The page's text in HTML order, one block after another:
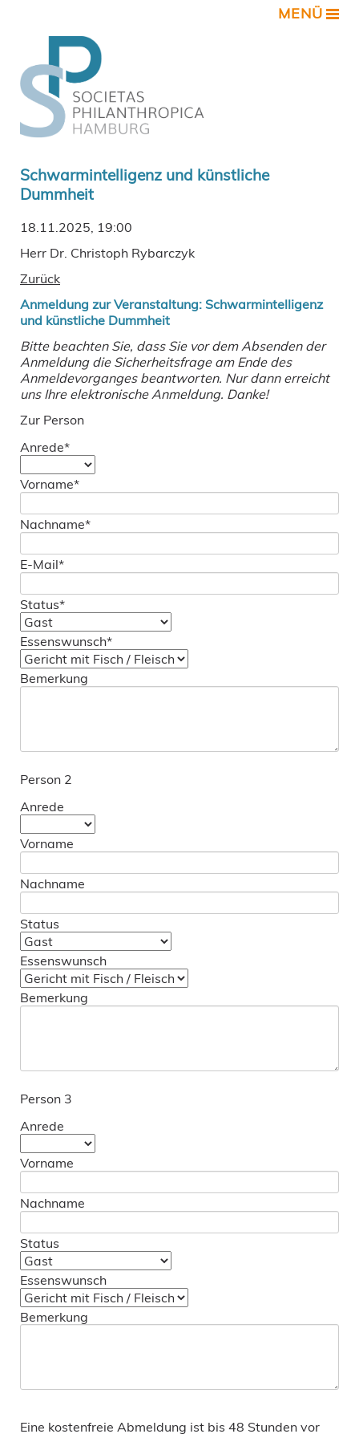
MENÜ
Schwarmintelligenz und künstliche
Dummheit
18.11.2025, 19:00
Herr Dr. Christoph Rybarczyk
Zurück
Anmeldung zur Veranstaltung: Schwarmintelligenz
und künstliche Dummheit
Bitte beachten Sie, dass Sie vor dem Absenden der
Anmeldung die Sicherheitsfrage am Ende des
Anmeldevorganges beantworten. Nur dann erreicht
uns Ihre elektronische Anmeldung. Danke!
Zur Person
Pflichtfeld
Anrede*
Pflichtfeld
Vorname*
Pflichtfeld
Nachname*
Pflichtfeld
E-Mail*
Pflichtfeld
Status*
Pflichtfeld
Essenswunsch*
Bemerkung
Person 2
Anrede
Vorname
Nachname
Status
Essenswunsch
Bemerkung
Person 3
Anrede
Vorname
Nachname
Status
Essenswunsch
Bemerkung
Eine kostenfreie Abmeldung ist bis 48 Stunden vor